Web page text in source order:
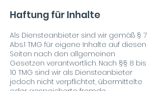
Haftung für Inhalte
Als Diensteanbieter sind wir gemäß § 7
Abs.1 TMG für eigene Inhalte auf diesen
Seiten nach den allgemeinen
Gesetzen verantwortlich. Nach §§ 8 bis
10 TMG sind wir als Diensteanbieter
jedoch nicht verpflichtet, übermittelte